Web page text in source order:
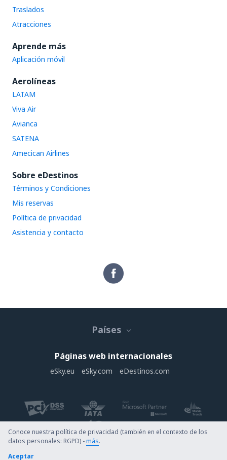
Traslados
Atracciones
Aprende más
Aplicación móvil
Aerolíneas
LATAM
Viva Air
Avianca
SATENA
Amecican Airlines
Sobre eDestinos
Términos y Condiciones
Mis reservas
Política de privacidad
Asistencia y contacto
Países
Páginas web internacionales
eSky.eu eSky.com eDestinos.com
Copyright © eDestinos.com.co. Todos los derechos reservados.
Conoce nuestra política de privacidad (también en el contexto de los
datos personales: RGPD) -más.
Aceptar